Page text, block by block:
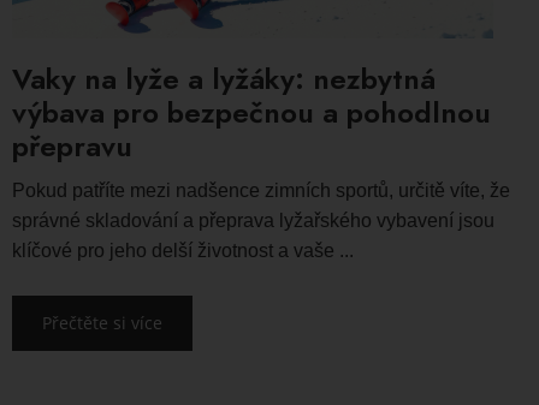
Vaky na lyže a lyžáky: nezbytná
výbava pro bezpečnou a pohodlnou
přepravu
Pokud patříte mezi nadšence zimních sportů, určitě víte, že
správné skladování a přeprava lyžařského vybavení jsou
klíčové pro jeho delší životnost a vaše ...
Přečtěte si více